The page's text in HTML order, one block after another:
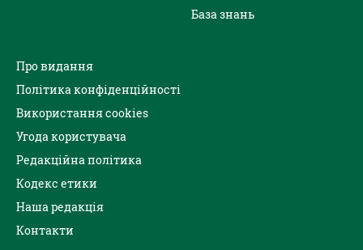
База знань
Про видання
Політика конфіденційності
Використання cookies
Угода користувача
Редакційна політика
Кодекс етики
Наша редакція
Контакти